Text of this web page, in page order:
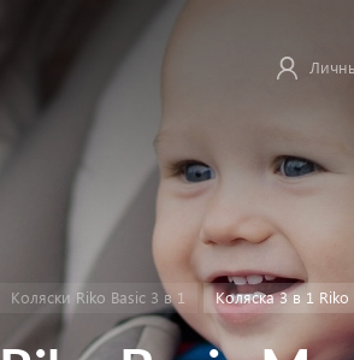
Коляски Riko Basic 3 в 1 Коляска 3 в 1